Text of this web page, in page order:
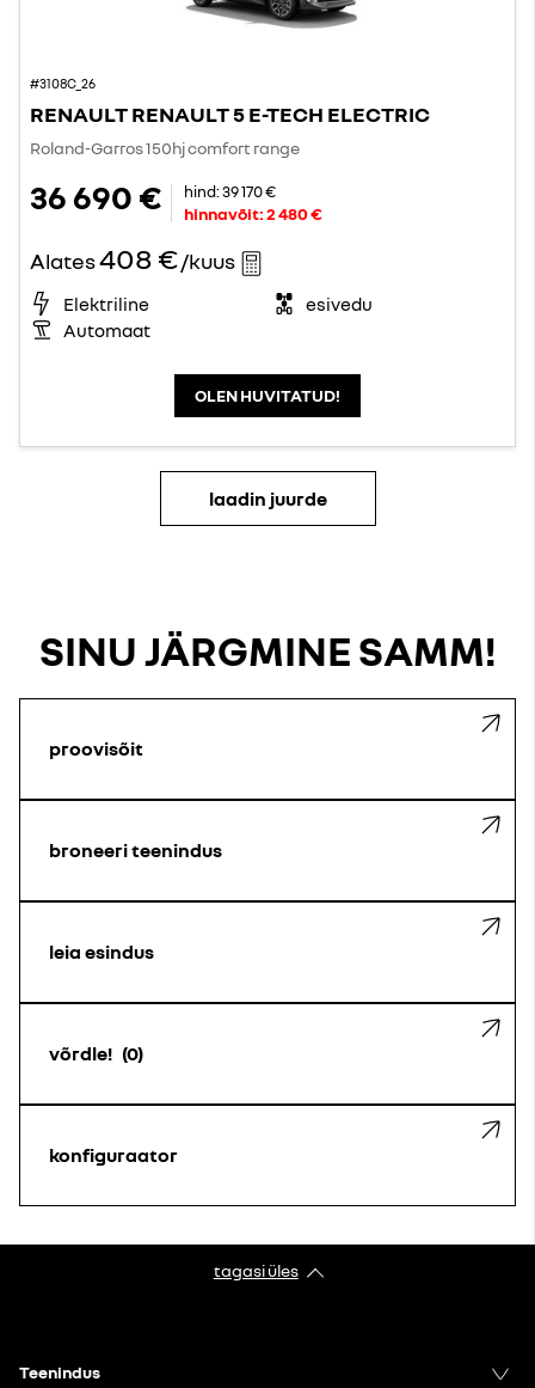
#3108C_26
RENAULT RENAULT 5 E-TECH ELECTRIC
Roland-Garros 150hj comfort range
36 690 € hind:39 170 €
hinnavõit:2 480 €
Alates408 €/kuus
Elektriline
esivedu
Automaat
OLEN HUVITATUD!
laadin juurde
SINU JÄRGMINE SAMM!
proovisõit
broneeri teenindus
leia esindus
võrdle! 0
konfiguraator
tagasi üles
Teenindus